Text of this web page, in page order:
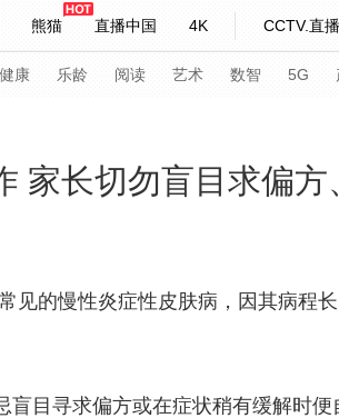
熊猫 直播中国 4K CCTV.直播
天天学习
视影音
健康 乐龄 阅读 艺术 数智 5G
视快评 央视网评 光华锐评 锋面
家长切勿盲目求偏方
见的慢性炎症性皮肤病，因其病程
盲目寻求偏方或在症状稍有缓解时